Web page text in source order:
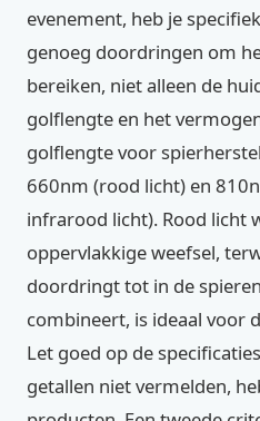
evenement, heb je
genoeg doordringen om
bereiken, niet alleen de
golflengte en het
golflengte voor
660nm (rood licht) en
infrarood licht). Rood licht
oppervlakkige weefsel,
doordringt tot in de
combineert, is ideaal voor
Let goed op de
getallen niet vermelden,